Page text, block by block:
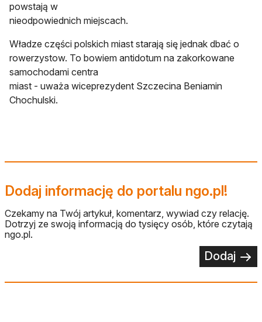
powstają w
nieodpowiednich miejscach.
Władze części polskich miast starają się jednak dbać o
rowerzystow. To bowiem antidotum na zakorkowane
samochodami centra
miast - uważa wiceprezydent Szczecina Beniamin
Chochulski.
Dodaj informację do portalu ngo.pl!
Czekamy na Twój artykuł, komentarz, wywiad czy relację.
Dotrzyj ze swoją informacją do tysięcy osób, które czytają
ngo.pl.
Dodaj